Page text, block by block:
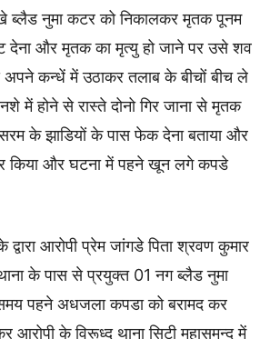
ब्लैड नुमा कटर को निकालकर मृतक पूनम
देना और मृतक का मृत्यु हो जाने पर उसे शव
कन्धें में उठाकर तलाब के बीचों बीच ले
नशे में होने से रास्ते दोनो गिर जाना से मृतक
के झाडियों के पास फेक देना बताया और
किया और घटना में पहने खून लगे कपडे
आरोपी प्रेम जांगडे पिता श्रवण कुमार
के पास से प्रयुक्त 01 नग ब्लैड नुमा
पहने अधजला कपडा को बरामद कर
आरोपी के विरूध्द थाना सिटी महासमुन्द में